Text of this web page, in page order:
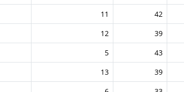
11 42
12 39
5 43
13 39